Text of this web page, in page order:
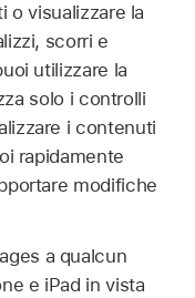
o visualizzare la
scorri e
utilizzare la
solo i controlli
i contenuti
rapidamente
modifiche
a qualcun
e iPad in vista